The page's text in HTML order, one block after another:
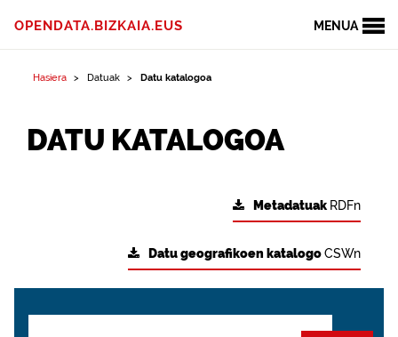
MENUA
OPENDATA.BIZKAIA.EUS
Hasiera Datuak Datu katalogoa
DATU KATALOGOA
Metadatuak RDFn
Datu geografikoen katalogoCSWn